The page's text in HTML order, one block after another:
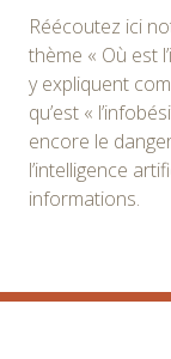
Réécoutez ici
thème « Où est
y expliquent
qu’est «
encore le
l’intelligence
informations.